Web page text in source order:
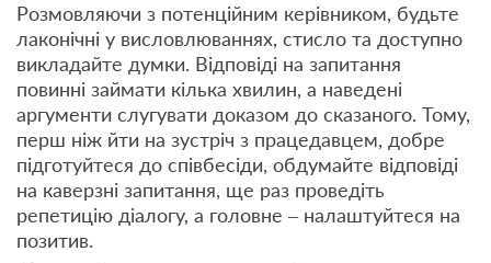
Розмовляючи з потенційним керівником, будьте
лаконічні у висловлюваннях, стисло та доступно
викладайте думки. Відповіді на запитання
повинні займати кілька хвилин, а наведені
аргументи слугувати доказом до сказаного. Тому,
перш ніж йти на зустріч з працедавцем, добре
підготуйтеся до співбесіди, обдумайте відповіді
на каверзні запитання, ще раз проведіть
репетицію діалогу, а головне – налаштуйтеся на
позитив.